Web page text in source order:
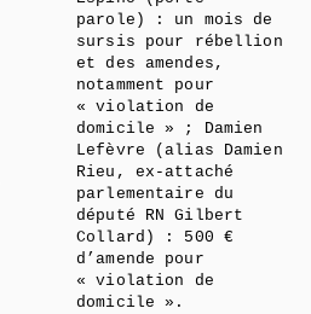
parole) : un mois de
sursis pour rébellion
et des amendes,
notamment pour
« violation de
domicile » ; Damien
Lefèvre (alias Damien
Rieu, ex-attaché
parlementaire du
député RN Gilbert
Collard) : 500 €
d’amende pour
« violation de
domicile ».